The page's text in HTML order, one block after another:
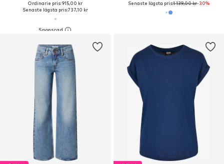
Ordinarie pris: 915,00 kr
Senaste lägsta pris:737,10 kr
Senaste lägsta pris:1 139,00 kr-30%